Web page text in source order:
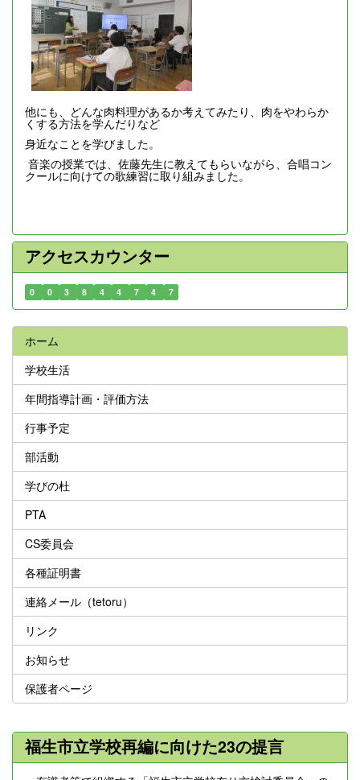
他にも、どんな肉料理があるか考えてみたり、肉をやわらか
くする方法を学んだりなど
身近なことを学びました。
音楽の授業では、佐藤先生に教えてもらいながら、合唱コン
クールに向けての歌練習に取り組みました。
アクセスカウンター
0 0 3 8 4 4 7 4 7
ホーム
学校生活
年間指導計画・評価方法
行事予定
部活動
学びの杜
PTA
CS委員会
各種証明書
連絡メール（tetoru）
リンク
お知らせ
保護者ページ
福生市立学校再編に向けた23の提言